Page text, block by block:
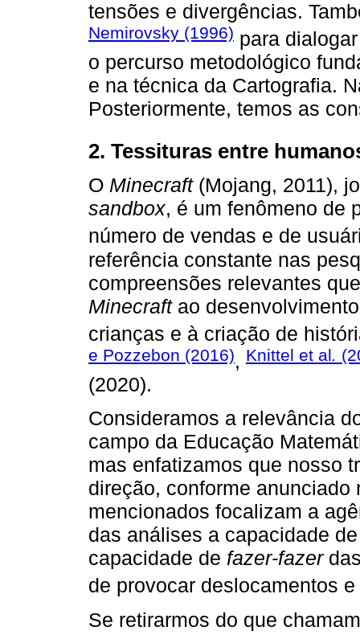
tensões e divergências.
Nemirovsky (1996) para
o percurso metodológico
e na técnica da Cartografia.
Posteriormente, temos as
2. Tessituras entre
O Minecraft(Mojang, 2011),
sandbox, é um fenômeno de
número de vendas e de
referência constante nas
compreensões relevantes
Minecraftao
crianças e à criação de
e Pozzebon (2016), Knittel et al.
(2020).
Consideramos a relevância
campo da Educação
mas enfatizamos que nosso
direção, conforme
mencionados focalizam a
das análises a capacidade
capacidade de fazer-fazer
de provocar deslocamentos
Se retirarmos do que